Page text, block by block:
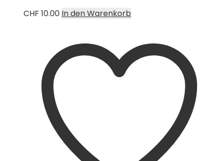
CHF 10.00 In den Warenkorb